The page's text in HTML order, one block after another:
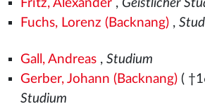
Fritz, Alexander, Geistlicher
Fuchs, Lorenz (Backnang),
Gall, Andreas, Studium
Gerber, Johann (Backnang)(
Studium